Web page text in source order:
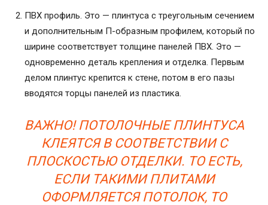
ПВХ профиль. Это — плинтуса с треугольным сечением
и дополнительным П-образным профилем, который по
ширине соответствует толщине панелей ПВХ. Это —
одновременно деталь крепления и отделка. Первым
делом плинтус крепится к стене, потом в его пазы
вводятся торцы панелей из пластика.
ВАЖНО! ПОТОЛОЧНЫЕ ПЛИНТУСА
КЛЕЯТСЯ В СООТВЕТСТВИИ С
ПЛОСКОСТЬЮ ОТДЕЛКИ. ТО ЕСТЬ,
ЕСЛИ ТАКИМИ ПЛИТАМИ
ОФОРМЛЯЕТСЯ ПОТОЛОК, ТО